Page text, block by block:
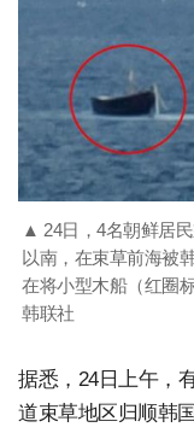
▲ 24日，4名朝鲜居
以南，在束草前海被
在将小型木船（红圈
韩联社
据悉，24日上午，
道束草地区归顺韩